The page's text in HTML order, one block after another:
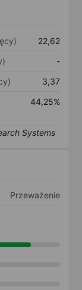
22,62
-
3,37
44,25%
Przeważenie